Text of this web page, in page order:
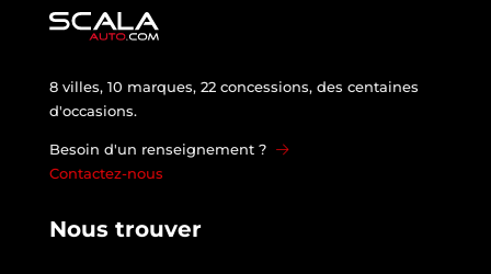
8 villes, 10 marques, 22 concessions, des centaines
d'occasions.
Besoin d'un renseignement ?
Contactez-nous
Nous trouver